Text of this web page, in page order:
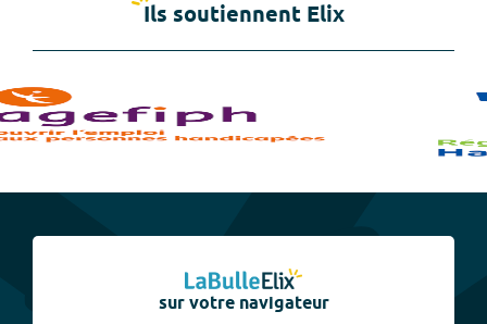
Ils soutiennent Elix
sur votre navigateur